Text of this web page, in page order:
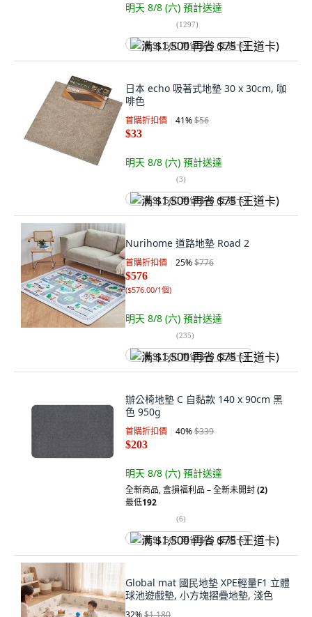
明天 8/8 (六) 預計送達
(1297)
满 $1,500 再省 $75 (王道卡)
日本 echo 吸著式地墊 30 x 30cm, 咖
啡色
首購折扣價 41%$56
$33
明天 8/8 (六) 預計送達
(3)
满 $1,500 再省 $75 (王道卡)
Nurihome 道路地墊 Road 2
首購折扣價 25%$776
$576
($576.00/1個)
明天 8/8 (六) 預計送達
(235)
满 $1,500 再省 $75 (王道卡)
辦公椅地墊 C 自黏款 140 x 90cm 黑
色 950g
首購折扣價 40%$339
$203
明天 8/8 (六) 預計送達
全新商品,盒損福利品 – 全新未開封(2)
最低192
(6)
满 $1,500 再省 $75 (王道卡)
Global mat 國民地墊 XPE輕量F1 立體
球池遊戲墊, 小方塊摺疊地墊, 淺色
32%$1,180